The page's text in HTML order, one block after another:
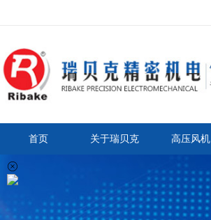
首页 关于瑞贝克 高压风机